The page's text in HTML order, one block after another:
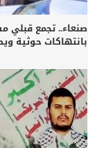
صنعاء.. تجمع قبلي
بانتهاكات حوثية